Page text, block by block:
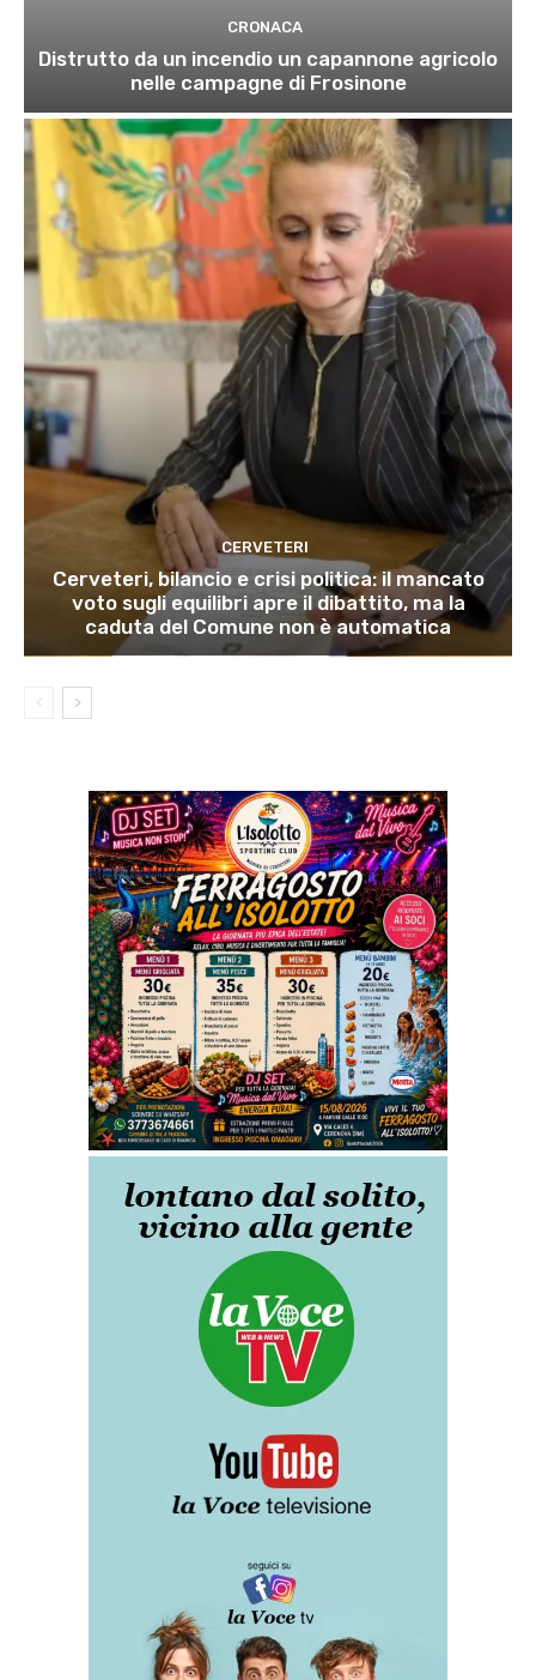
CRONACA
Distrutto da un incendio un capannone agricolo
nelle campagne di Frosinone
CERVETERI
Cerveteri, bilancio e crisi politica: il mancato
voto sugli equilibri apre il dibattito, ma la
caduta del Comune non è automatica